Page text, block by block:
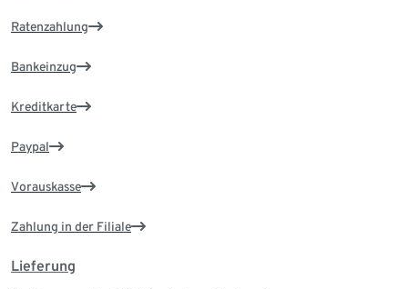
Ratenzahlung
Bankeinzug
Kreditkarte
Paypal
Vorauskasse
Zahlung in der Filiale
Lieferung